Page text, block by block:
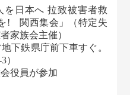
日本へ 拉致被害者救
! 関西集会」（特定失
家族会主催）
下鉄県庁前下車すぐ。
）
役員が参加